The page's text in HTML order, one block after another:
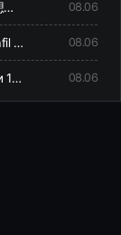
短：一秒解锁所有你想要的成人电影内容 08.06
Where to Bribe Tadalafil Online 08.06
Forbes: В Сеть утекли 16 млрд паролей от Telegram, Google, Instagram и Facebook 08.06